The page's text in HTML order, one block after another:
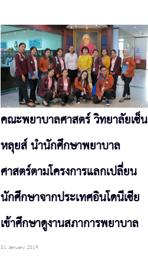
คณะพยาบาลศาสตร์ วิทยาลัยเซ็น
หลุยส์ นำนักศึกษาพยาบาล
ศาสตร์ตามโครงการแลกเปลี่ยน
นักศึกษาจากประเทศอินโดนีเซีย
เข้าศึกษาดูงานสภาการพยาบาล
31 January 2019